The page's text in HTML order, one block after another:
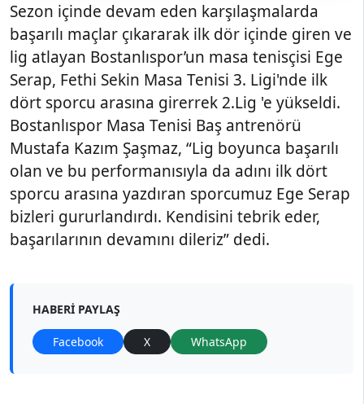
Sezon içinde devam eden karşılaşmalarda
başarılı maçlar çıkararak ilk dör içinde giren ve
lig atlayan Bostanlıspor’un masa tenisçisi Ege
Serap, Fethi Sekin Masa Tenisi 3. Ligi'nde ilk
dört sporcu arasına girerrek 2.Lig 'e yükseldi.
Bostanlıspor Masa Tenisi Baş antrenörü
Mustafa Kazım Şaşmaz, “Lig boyunca başarılı
olan ve bu performanısıyla da adını ilk dört
sporcu arasına yazdıran sporcumuz Ege Serap
bizleri gururlandırdı. Kendisini tebrik eder,
başarılarının devamını dileriz” dedi.
HABERI PAYLAŞ
Facebook X WhatsApp